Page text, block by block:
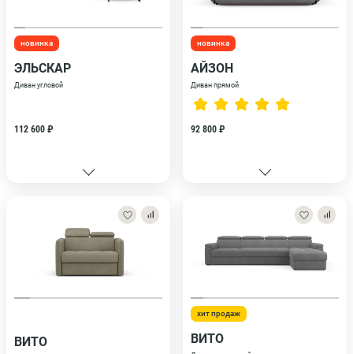
новинка
ЭЛЬСКАР
Диван угловой
112 600 ₽
новинка
АЙЗОН
Диван прямой
92 800 ₽
ВИТО
хит продаж
ВИТО